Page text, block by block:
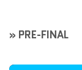
» PRE-FINAL